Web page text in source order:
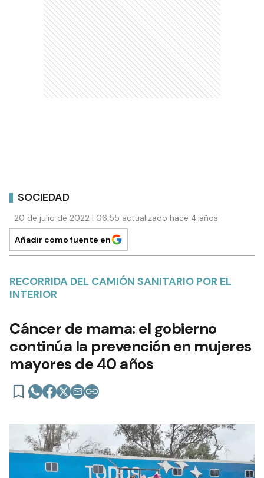
SOCIEDAD
20 de julio de 2022 | 06:55 actualizado hace 4 años
Añadir como fuente en
RECORRIDA DEL CAMIÓN SANITARIO POR EL
INTERIOR
Cáncer de mama: el gobierno
continúa la prevención en mujeres
mayores de 40 años